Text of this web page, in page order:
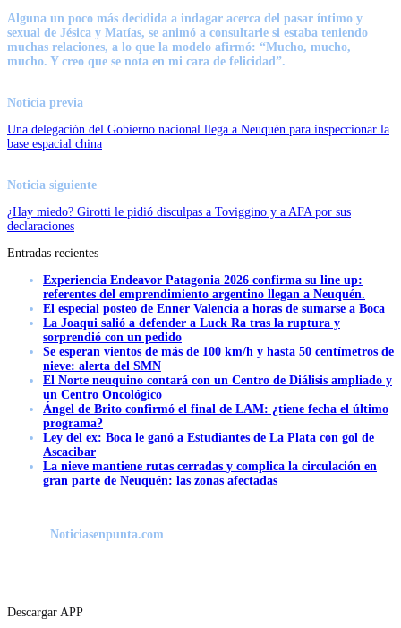
Alguna un poco más decidida a indagar acerca del pasar íntimo y
sexual de Jésica y Matías, se animó a consultarle si estaba teniendo
muchas relaciones, a lo que la modelo afirmó: “Mucho, mucho,
mucho. Y creo que se nota en mi cara de felicidad”.
Noticia previa
Una delegación del Gobierno nacional llega a Neuquén para inspeccionar la
base espacial china
Noticia siguiente
¿Hay miedo? Girotti le pidió disculpas a Toviggino y a AFA por sus
declaraciones
Entradas recientes
Experiencia Endeavor Patagonia 2026 confirma su line up:
referentes del emprendimiento argentino llegan a Neuquén.
El especial posteo de Enner Valencia a horas de sumarse a Boca
La Joaqui salió a defender a Luck Ra tras la ruptura y
sorprendió con un pedido
Se esperan vientos de más de 100 km/h y hasta 50 centímetros de
nieve: alerta del SMN
El Norte neuquino contará con un Centro de Diálisis ampliado y
un Centro Oncológico
Ángel de Brito confirmó el final de LAM: ¿tiene fecha el último
programa?
Ley del ex: Boca le ganó a Estudiantes de La Plata con gol de
Ascacibar
La nieve mantiene rutas cerradas y complica la circulación en
gran parte de Neuquén: las zonas afectadas
Noticiasenpunta.com
Descargar APP